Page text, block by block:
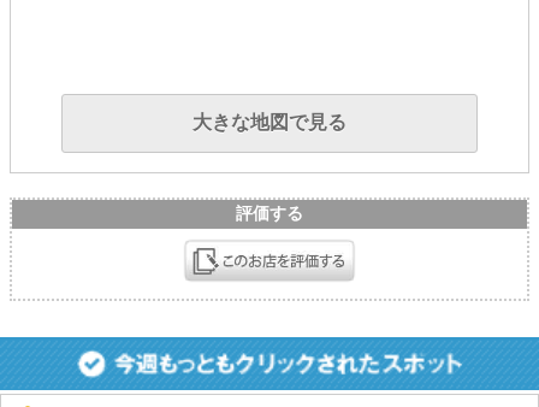
大きな地図で見る
評価する